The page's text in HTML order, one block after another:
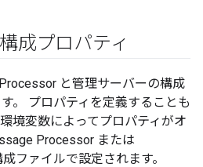
成プロパティ
と管理サーバーの構成
。 プロパティを定義することも
境変数によってプロパティがオ
Processor または
ファイルで設定されます。